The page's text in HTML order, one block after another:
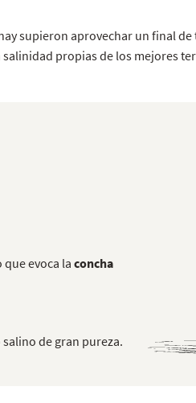
supieron aprovechar un final
propias de los mejores
evoca la concha
de gran pureza.